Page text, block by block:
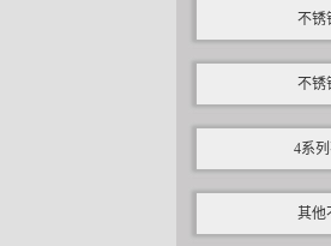
不锈
不锈
4系
其他